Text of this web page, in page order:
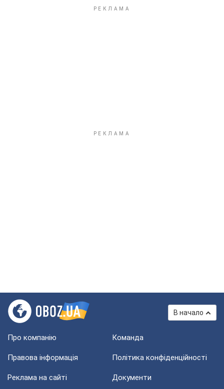
В начало
Про компанію Команда
Правова інформація Політика конфіденційності
Реклама на сайті Документи